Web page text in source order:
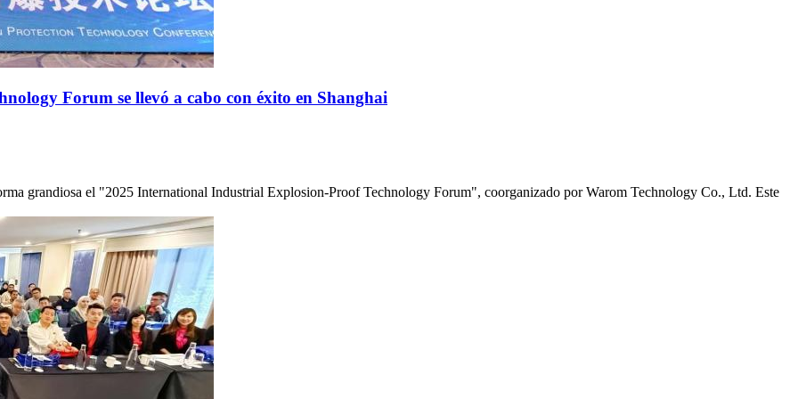
Forum se llevó a cabo con éxito en Shanghai
grandiosa el "2025 International Industrial Explosion-Proof Technology Forum", coorganizado por Warom Technology Co., Ltd. Este